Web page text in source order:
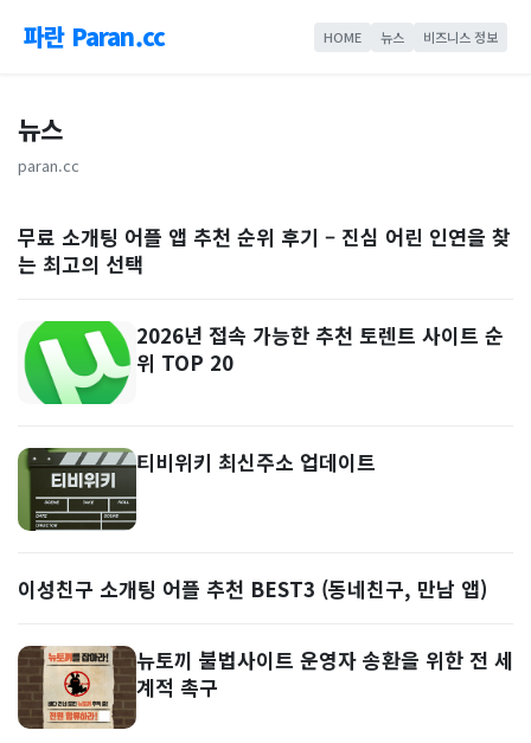
파란 Paran.cc HOME 뉴스 비즈니스 정보
뉴스
paran.cc
무료 소개팅 어플 앱 추천 순위 후기 – 진심 어린 인연을 찾
는 최고의 선택
2026년 접속 가능한 추천 토렌트 사이트 순
위 TOP 20
티비위키 최신주소 업데이트
이성친구 소개팅 어플 추천 BEST3 (동네친구, 만남 앱)
뉴토끼 불법사이트 운영자 송환을 위한 전 세
계적 촉구